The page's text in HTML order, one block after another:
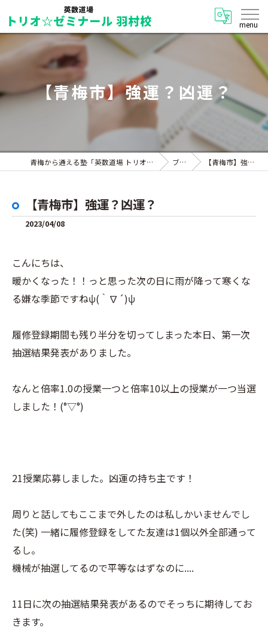
【青梅市】強運？凶運？
青梅から通える塾「英数道場 トリオ☆ゼミナール 羽村校」 ブログ 【青梅市】強運？凶運？
【青梅市】強運？凶運？
2023/04/08
こんにちは、
暖かくなった！！っと思った次の日に雨が降って寒くな
る嫌な季節ですねψ(｀∇´)ψ
履修登録期間も残り半分を切ってしまった本日、第一次
抽選結果発表がありました。
なんと倍率1.0の授業一つと倍率10以上の授業が一つ当選
しました！(°▽°)
21授業応募しました。凶運の持ち主です！
周りと話してもここまで外したのは私しかいませんでし
た(笑) 一緒に履修登録をしてた友達は1個以外全部通って
るし。
機械が抽選してるので平等なはずなのに....
11日に次の抽選結果発表があるのでそっちに期待してお
きます。